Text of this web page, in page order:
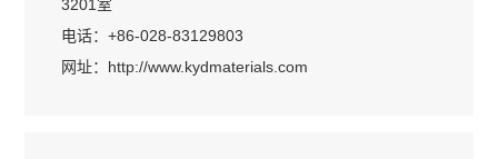
3201室
电话：+86-028-83129803
网址： http://www.kydmaterials.com